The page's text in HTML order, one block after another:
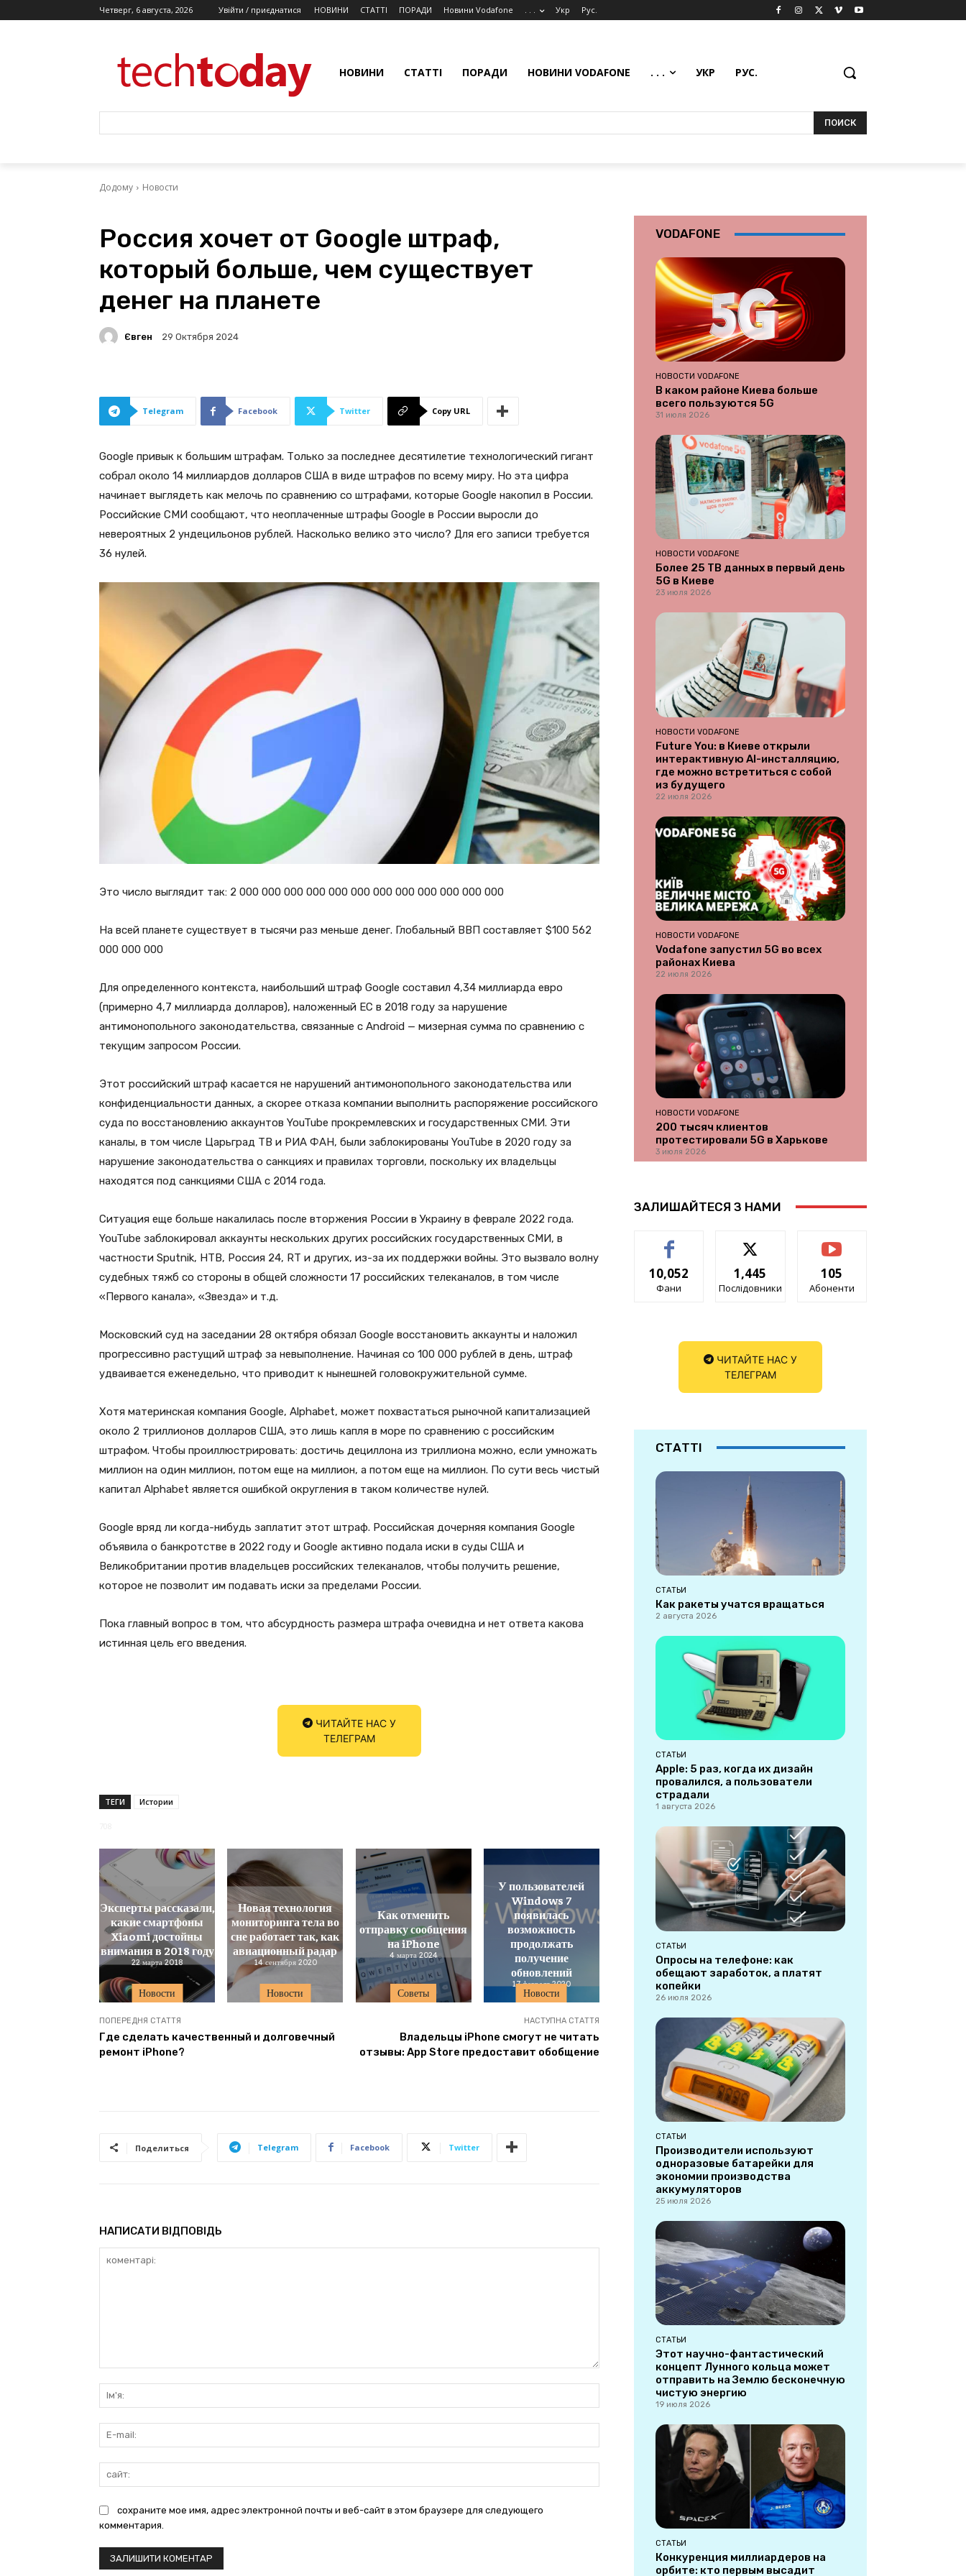
Четверг, 6 августа, 2026 Увійти / приєднатися НОВИНИ СТАТТІ ПОРАДИ Новини Vodafone . . . Укр Рус.
НОВИНИ СТАТТІ ПОРАДИ НОВИНИ VODAFONE . . . УКР РУС.
ПОИСК
Додому Новости
Россия хочет от Google штраф,
который больше, чем существует
денег на планете
Євген 29 Октября 2024
Telegram Facebook Twitter Copy URL
Google привык к большим штрафам. Только за последнее десятилетие технологический гигант
собрал около 14 миллиардов долларов США в виде штрафов по всему миру. Но эта цифра
начинает выглядеть как мелочь по сравнению со штрафами, которые Google накопил в России.
Российские СМИ сообщают, что неоплаченные штрафы Google в России выросли до
невероятных 2 ундецильонов рублей. Насколько велико это число? Для его записи требуется
36 нулей.
Это число выглядит так: 2 000 000 000 000 000 000 000 000 000 000 000 000
На всей планете существует в тысячи раз меньше денег. Глобальный ВВП составляет $100 562
000 000 000
Для определенного контекста, наибольший штраф Google составил 4,34 миллиарда евро
(примерно 4,7 миллиарда долларов), наложенный ЕС в 2018 году за нарушение
антимонопольного законодательства, связанные с Android — мизерная сумма по сравнению с
текущим запросом России.
Этот российский штраф касается не нарушений антимонопольного законодательства или
конфиденциальности данных, а скорее отказа компании выполнить распоряжение российского
суда по восстановлению аккаунтов YouTube прокремлевских и государственных СМИ. Эти
каналы, в том числе Царьград ТВ и РИА ФАН, были заблокированы YouTube в 2020 году за
нарушение законодательства о санкциях и правилах торговли, поскольку их владельцы
находятся под санкциями США с 2014 года.
Ситуация еще больше накалилась после вторжения России в Украину в феврале 2022 года.
YouTube заблокировал аккаунты нескольких других российских государственных СМИ, в
частности Sputnik, НТВ, Россия 24, RT и других, из-за их поддержки войны. Это вызвало волну
судебных тяжб со стороны в общей сложности 17 российских телеканалов, в том числе
«Первого канала», «Звезда» и т.д.
Московский суд на заседании 28 октября обязал Google восстановить аккаунты и наложил
прогрессивно растущий штраф за невыполнение. Начиная со 100 000 рублей в день, штраф
удваивается еженедельно, что приводит к нынешней головокружительной сумме.
Хотя материнская компания Google, Alphabet, может похвастаться рыночной капитализацией
около 2 триллионов долларов США, это лишь капля в море по сравнению с российским
штрафом. Чтобы проиллюстрировать: достичь дециллона из триллиона можно, если умножать
миллион на один миллион, потом еще на миллион, а потом еще на миллион. По сути весь чистый
капитал Alphabet является ошибкой округления в таком количестве нулей.
Google вряд ли когда-нибудь заплатит этот штраф. Российская дочерняя компания Google
объявила о банкротстве в 2022 году и Google активно подала иски в суды США и
Великобритании против владельцев российских телеканалов, чтобы получить решение,
которое не позволит им подавать иски за пределами России.
Пока главный вопрос в том, что абсурдность размера штрафа очевидна и нет ответа какова
истинная цель его введения.
ЧИТАЙТЕ НАС У
ТЕЛЕГРАМ
ТЕГИ Истории
Новости
Эксперты рассказали,
какие смартфоны
Xiaomi достойны
внимания в 2018 году
22 марта 2018
Новости
Новая технология
мониторинга тела во
сне работает так, как
авиационный радар
14 сентября 2020
Советы
Как отменить
отправку сообщения
на iPhone
4 марта 2024
Новости
У пользователей
Windows 7
появилась
возможность
продолжать
получение
обновлений
17 февраля 2020
ПОПЕРЕДНЯ СТАТТЯ
Где сделать качественный и долговечный
ремонт iPhone?
НАСТУПНА СТАТТЯ
Владельцы iPhone смогут не читать
отзывы: App Store предоставит обобщение
Поделиться Telegram Facebook Twitter
НАПИСАТИ ВІДПОВІДЬ
mail:
сохраните мое имя, адрес электронной почты и веб-сайт в этом браузере для следующего
комментария.
VODAFONE
НОВОСТИ VODAFONE
В каком районе Киева больше
всего пользуются 5G
31 июля 2026
НОВОСТИ VODAFONE
Более 25 ТВ данных в первый день
5G в Киеве
23 июля 2026
НОВОСТИ VODAFONE
Future You: в Киеве открыли
интерактивную AI-инсталляцию,
где можно встретиться с собой
из будущего
22 июля 2026
НОВОСТИ VODAFONE
Vodafone запустил 5G во всех
районах Киева
22 июля 2026
НОВОСТИ VODAFONE
200 тысяч клиентов
протестировали 5G в Харькове
3 июля 2026
ЗАЛИШАЙТЕСЯ З НАМИ
10,052
Фани
1,445
Послідовники
105
Абоненти
ЧИТАЙТЕ НАС У
ТЕЛЕГРАМ
СТАТТІ
СТАТЬИ
Как ракеты учатся вращаться
2 августа 2026
СТАТЬИ
Apple: 5 раз, когда их дизайн
провалился, а пользователи
страдали
1 августа 2026
СТАТЬИ
Опросы на телефоне: как
обещают заработок, а платят
копейки
26 июля 2026
СТАТЬИ
Производители используют
одноразовые батарейки для
экономии производства
аккумуляторов
25 июля 2026
СТАТЬИ
Этот научно-фантастический
концепт Лунного кольца может
отправить на Землю бесконечную
чистую энергию
19 июля 2026
СТАТЬИ
Конкуренция миллиардеров на
орбите: кто первым высадит